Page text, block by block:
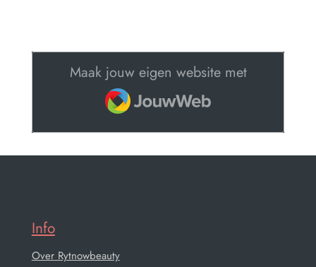
Maak jouw eigen website met
JouwWeb
Info
Over Rytnowbeauty